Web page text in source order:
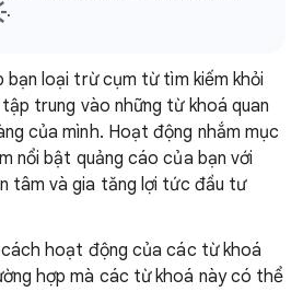
.
bạn loại trừ cụm từ tìm kiếm khỏi
trung vào những từ khoá quan
của mình. Hoạt động nhắm mục
nổi bật quảng cáo của bạn với
tâm và gia tăng lợi tức đầu tư
hoạt động của các từ khoá
hợp mà các từ khoá này có thể